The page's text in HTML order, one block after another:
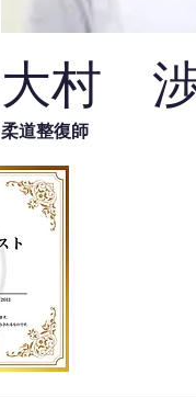
大村
柔道整復師